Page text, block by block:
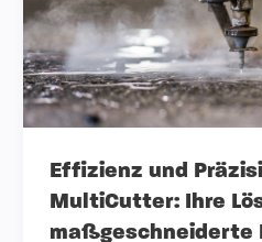
Effizienz und
MultiCutter: Ihre
maßgeschneiderte